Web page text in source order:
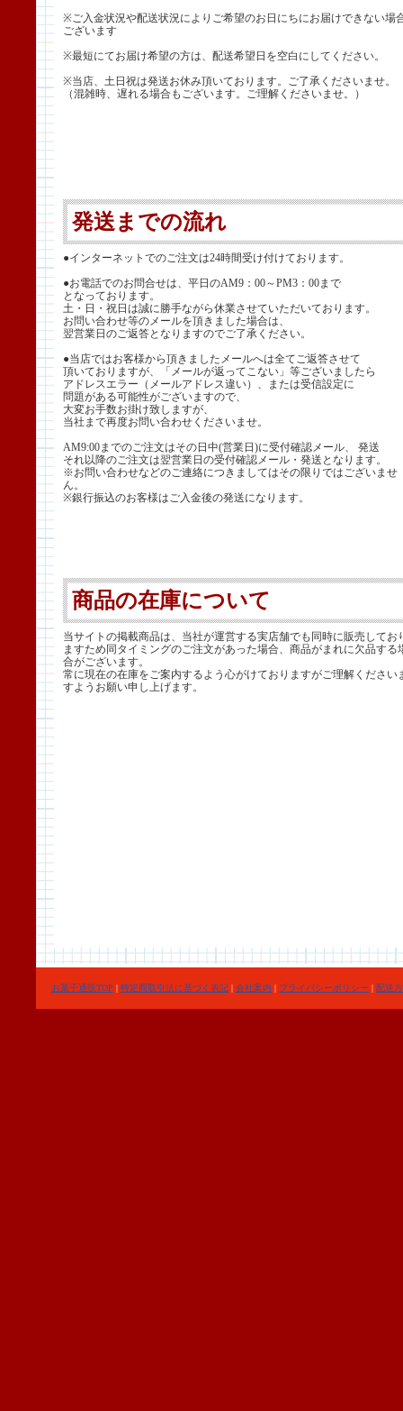
※ご入金状況や配送状況によりご希望のお日にちにお届けできない場
ございます
※最短にてお届け希望の方は、配送希望日を空白にしてください。
※当店、土日祝は発送お休み頂いております。ご了承くださいませ。
（混雑時、遅れる場合もございます。ご理解くださいませ。）
発送までの流れ
●インターネットでのご注文は24時間受け付けております。
●お電話でのお問合せは、平日のAM9：00～PM3：00まで
となっております。
土・日・祝日は誠に勝手ながら休業させていただいております。
お問い合わせ等のメールを頂きました場合は、
翌営業日のご返答となりますのでご了承ください。
●当店ではお客様から頂きましたメールへは全てご返答させて
頂いておりますが、「メールが返ってこない」等ございましたら
アドレスエラー（メールアドレス違い）、または受信設定に
問題がある可能性がございますので、
大変お手数お掛け致しますが、
当社まで再度お問い合わせくださいませ。
AM9:00までのご注文はその日中(営業日)に受付確認メール、 発送
それ以降のご注文は翌営業日の受付確認メール・発送となります。
※お問い合わせなどのご連絡につきましてはその限りではございませ
ん。
※銀行振込のお客様はご入金後の発送になります。
商品の在庫について
当サイトの掲載商品は、当社が運営する実店舗でも同時に販売してお
ますため同タイミングのご注文があった場合、商品がまれに欠品する
合がございます。
常に現在の在庫をご案内するよう心がけておりますがご理解ください
すようお願い申し上げます。
お菓子通販TOP | 特定商取引法に基づく表記 | 会社案内 | プライバシーポリシー | 配送